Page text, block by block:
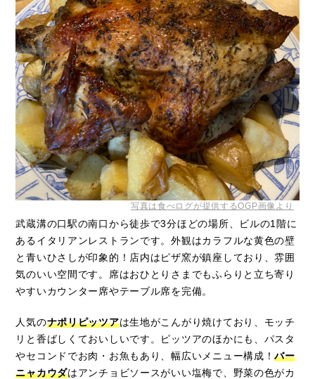
写真は食べログが提供するOGP画像より
武蔵溝の口駅の南口から徒歩で3分ほどの場所、ビルの1階に
あるイタリアンレストランです。外観はカラフルな黄色の壁
と青いひさしが印象的！店内はピザ窯が鎮座しており、雰囲
気のいい空間です。席はおひとりさまでもふらりと立ち寄り
やすいカウンター席やテーブル席を完備。
人気のナポリピッツアは生地がこんがり焼けており、モッチ
リと香ばしくておいしいです。ピッツアのほかにも、パスタ
やセコンドでお肉・お魚もあり、幅広いメニュー構成！バー
ニャカウダはアンチョビソースがいい塩梅で、野菜の色がカ